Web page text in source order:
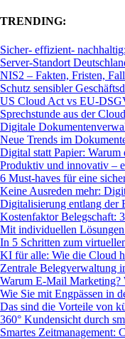
TRENDING:
Sicher- effizient-
Server-Standort
NIS2 – Fakten, Fristen,
Schutz sensibler
US Cloud Act vs EU-
Sprechstunde aus der
Digitale
Neue Trends im
Digital statt Papier: Warum
Produktiv und innovativ –
6 Must-haves für eine
Keine Ausreden mehr:
Digitalisierung entlang der
Kostenfaktor Belegschaft:
Mit individuellen
In 5 Schritten zum
KI für alle: Wie die Cloud
Zentrale Belegverwaltung
Warum E-Mail
Wie Sie mit Engpässen in
Das sind die Vorteile von
360° Kundensicht durch
Smartes Zeitmanagement: